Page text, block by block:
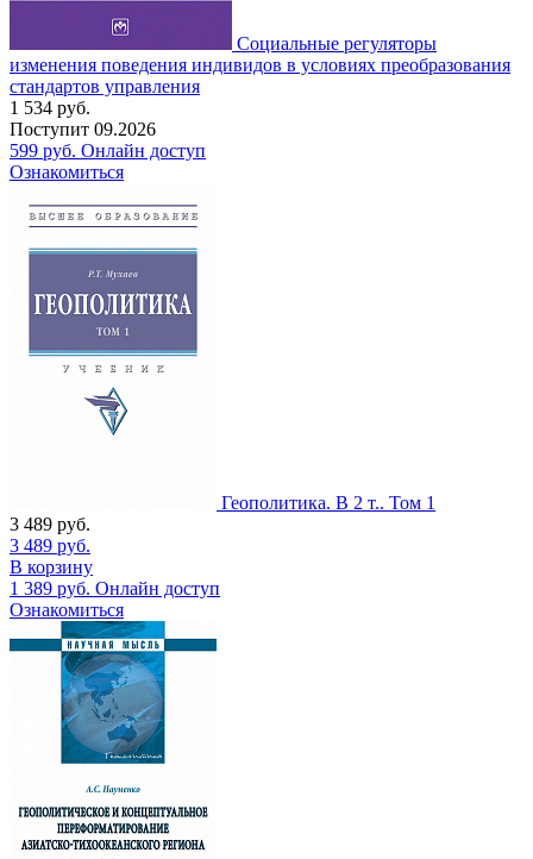
Социальные регуляторы
изменения поведения индивидов в условиях преобразования
стандартов управления
1 534 руб.
Поступит 09.2026
599 руб. Онлайн доступ
Ознакомиться
Геополитика. В 2 т.. Том 1
3 489 руб.
3 489 руб.
В корзину
1 389 руб. Онлайн доступ
Ознакомиться